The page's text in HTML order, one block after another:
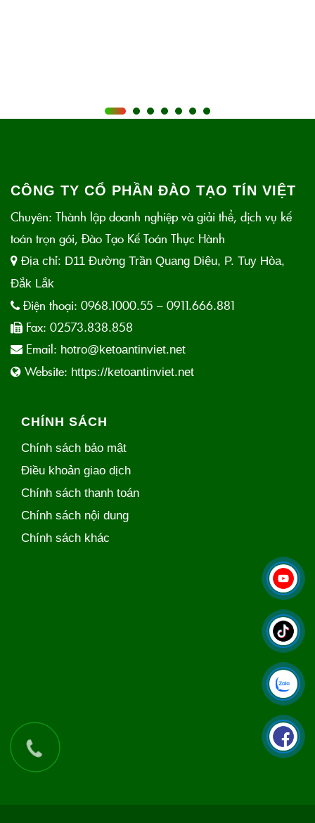
CÔNG TY CỔ PHẦN ĐÀO TẠO TÍN VIỆT
Chuyên: Thành lập doanh nghiệp và giải thể, dịch vụ kế
toán trọn gói, Đào Tạo Kế Toán Thực Hành
Địa chỉ: D11 Đường Trần Quang Diệu, P. Tuy Hòa,
Đắk Lắk
Điện thoại: 0968.1000.55 – 0911.666.881
Fax: 02573.838.858
Email: hotro@ketoantinviet.net
Website: https://ketoantinviet.net
CHÍNH SÁCH
Chính sách bảo mật
Điều khoản giao dịch
Chính sách thanh toán
Chính sách nội dung
Chính sách khác